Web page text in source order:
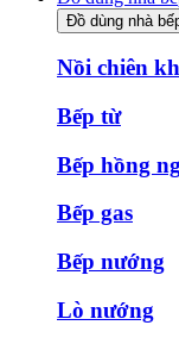
Đồ dùng nhà
Nồi chiên
Bếp từ
Bếp hồng
Bếp gas
Bếp nướng
Lò nướng